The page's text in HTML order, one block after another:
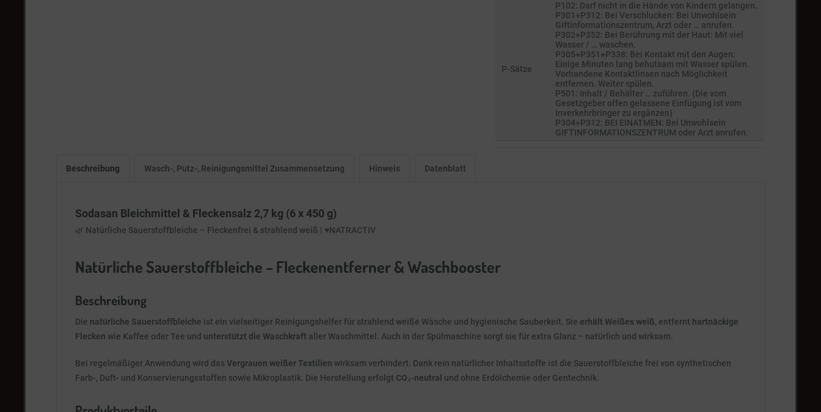
P-Sätze
P102: Darf nicht in die Hände von Kindern gelangen.
P301+P312: Bei Verschlucken: Bei Unwohlsein
Giftinformationszentrum, Arzt oder … anrufen.
P302+P352: Bei Berührung mit der Haut: Mit viel
Wasser / … waschen.
P305+P351+P338: Bei Kontakt mit den Augen:
Einige Minuten lang behutsam mit Wasser spülen.
Vorhandene Kontaktlinsen nach Möglichkeit
entfernen. Weiter spülen.
P501: Inhalt / Behälter … zuführen. (Die vom
Gesetzgeber offen gelassene Einfügung ist vom
Inverkehrbringer zu ergänzen)
P304+P312: BEI EINATMEN: Bei Unwohlsein
GIFTINFORMATIONSZENTRUM oder Arzt anrufen.
Beschreibung Wasch-, Putz-, Reinigungsmittel Zusammensetzung Hinweis Datenblatt
Sodasan Bleichmittel & Fleckensalz 2,7 kg (6 x 450 g)
🌿 Natürliche Sauerstoffbleiche – Fleckenfrei & strahlend weiß | ♥️NATRACTIV
Natürliche Sauerstoffbleiche – Fleckenentferner & Waschbooster
Beschreibung
Die natürliche Sauerstoffbleiche ist ein vielseitiger Reinigungshelfer für strahlend weiße Wäsche und hygienische Sauberkeit. Sie erhält Weißes weiß, entfernt hartnäckige
Flecken wie Kaffee oder Tee und unterstützt die Waschkraft aller Waschmittel. Auch in der Spülmaschine sorgt sie für extra Glanz – natürlich und wirksam.
Bei regelmäßiger Anwendung wird das Vergrauen weißer Textilien wirksam verhindert. Dank rein natürlicher Inhaltsstoffe ist die Sauerstoffbleiche frei von synthetischen
Farb-, Duft- und Konservierungsstoffen sowie Mikroplastik. Die Herstellung erfolgt CO₂-neutral und ohne Erdölchemie oder Gentechnik.